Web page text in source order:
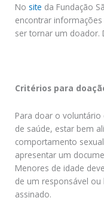
No site da Fundação
encontrar
ser tornar um doador.
Critérios para
Para doar o
de saúde, estar bem
comportamento
apresentar um
Menores de idade
de um responsável
assinado.